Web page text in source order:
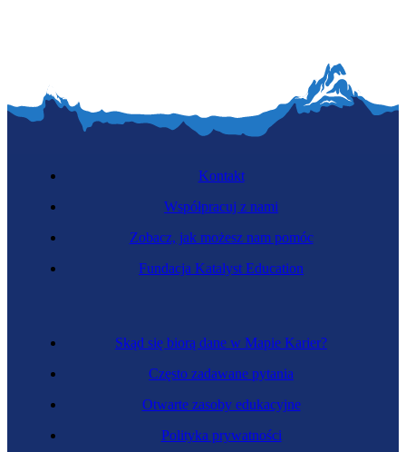
Skąd się biorą dane w Mapie Karier?
Często zadawane pytania
Otwarte zasoby edukacyjne
Polityka prywatności
Kontakt
Współpracuj z nami
Zobacz, jak możesz nam pomóc
Fundacja Katalyst Education